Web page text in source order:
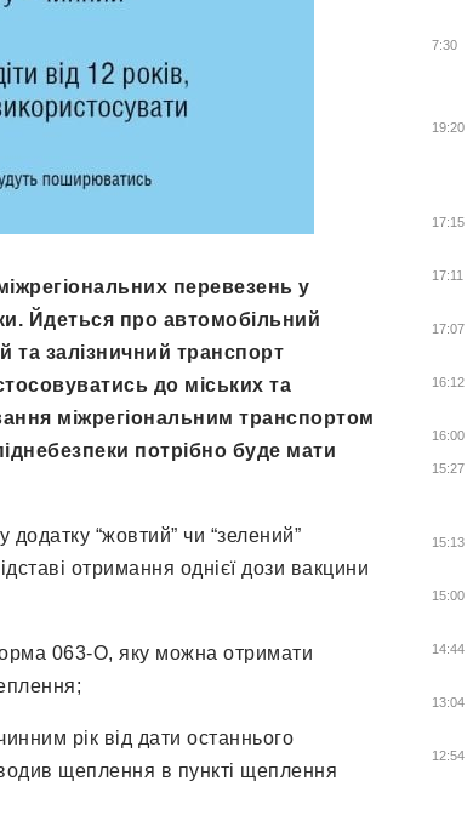
перевезень у
Йдеться про автомобільний
та залізничний транспорт
до міських та
міжрегіональним транспортом
потрібно буде мати
“жовтий” чи “зелений”
отримання однієї дози вакцини
063-О, яку можна отримати
рік від дати останнього
щеплення в пункті щеплення
7:30
19:20
17:15
17:11
17:07
16:12
16:00
15:27
15:13
15:00
14:44
13:04
12:54